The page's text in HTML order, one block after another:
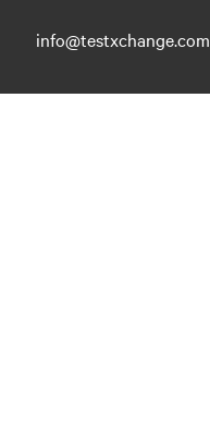
info@testxchange.com